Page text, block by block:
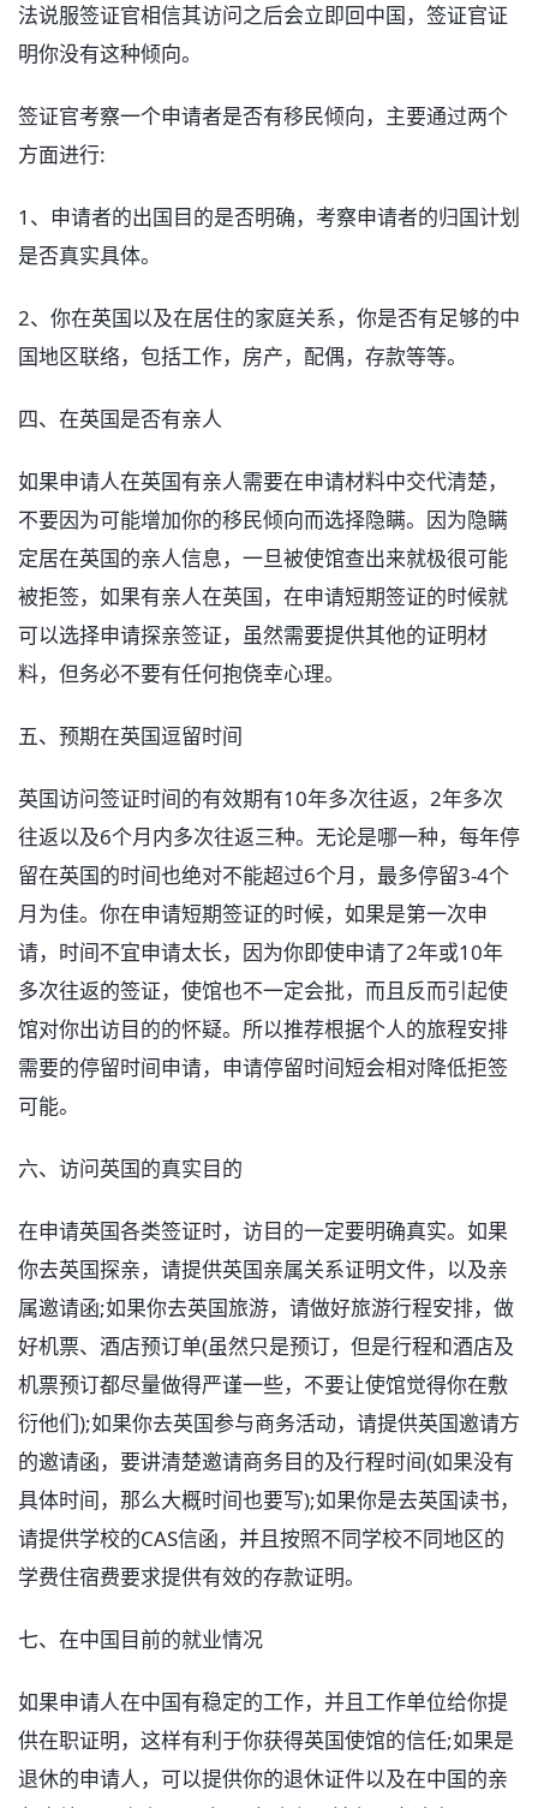
法说服签证官相信其访问之后会立即回中国，签证官证
明你没有这种倾向。
签证官考察一个申请者是否有移民倾向，主要通过两个
方面进行:
1、申请者的出国目的是否明确，考察申请者的归国计划
是否真实具体。
2、你在英国以及在居住的家庭关系，你是否有足够的中
国地区联络，包括工作，房产，配偶，存款等等。
四、在英国是否有亲人
如果申请人在英国有亲人需要在申请材料中交代清楚，
不要因为可能增加你的移民倾向而选择隐瞒。因为隐瞒
定居在英国的亲人信息，一旦被使馆查出来就极很可能
被拒签，如果有亲人在英国，在申请短期签证的时候就
可以选择申请探亲签证，虽然需要提供其他的证明材
料，但务必不要有任何抱侥幸心理。
五、预期在英国逗留时间
英国访问签证时间的有效期有10年多次往返，2年多次
往返以及6个月内多次往返三种。无论是哪一种，每年停
留在英国的时间也绝对不能超过6个月，最多停留3-4个
月为佳。你在申请短期签证的时候，如果是第一次申
请，时间不宜申请太长，因为你即使申请了2年或10年
多次往返的签证，使馆也不一定会批，而且反而引起使
馆对你出访目的的怀疑。所以推荐根据个人的旅程安排
需要的停留时间申请，申请停留时间短会相对降低拒签
可能。
六、访问英国的真实目的
在申请英国各类签证时，访目的一定要明确真实。如果
你去英国探亲，请提供英国亲属关系证明文件，以及亲
属邀请函;如果你去英国旅游，请做好旅游行程安排，做
好机票、酒店预订单(虽然只是预订，但是行程和酒店及
机票预订都尽量做得严谨一些，不要让使馆觉得你在敷
衍他们);如果你去英国参与商务活动，请提供英国邀请方
的邀请函，要讲清楚邀请商务目的及行程时间(如果没有
具体时间，那么大概时间也要写);如果你是去英国读书，
请提供学校的CAS信函，并且按照不同学校不同地区的
学费住宿费要求提供有效的存款证明。
七、在中国目前的就业情况
如果申请人在中国有稳定的工作，并且工作单位给你提
供在职证明，这样有利于你获得英国使馆的信任;如果是
退休的申请人，可以提供你的退休证件以及在中国的亲